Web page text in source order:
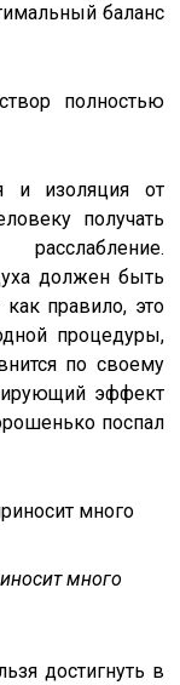
баланс
полностью
и изоляция от
получать
должен быть
правило, это
процедуры,
по своему
эффект
поспал
много
достигнуть в